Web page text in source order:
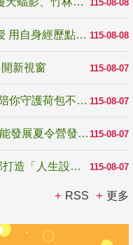
115-08-08
115-08-08
教育家人物典範 發明大王林永禎教授 用自身經歷點亮學生的路
115-08-07
115-08-07
反詐騙宣導_防詐有道，霹靂布袋戲陪你守護荷包不受騙
115-08-07
跨越限制，探索潛能！115年多元潛能發展夏令營發掘生命無限可能
115-08-07
高齡不是終點而是夢想起點！教育部打造「人生設計夢工場」 參展第3屆高齡健康產業博覽會
RSS 更多